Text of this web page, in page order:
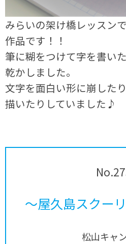
みらいの架け橋レッスン
作品です！！
筆に糊をつけて字を書い
乾かしました。
文字を面白い形に崩した
描いたりしていました♪
～屋久島スクー
松山キャ